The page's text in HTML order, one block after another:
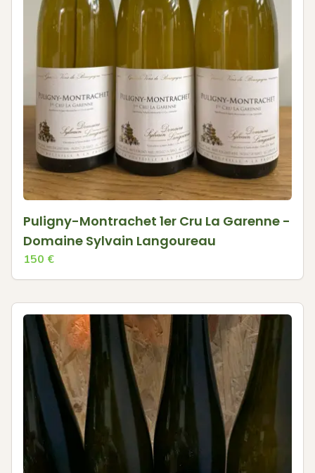
Puligny-Montrachet 1er Cru La Garenne -
Domaine Sylvain Langoureau
150 €